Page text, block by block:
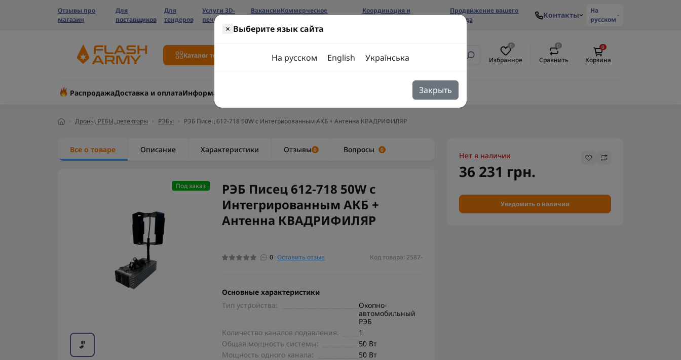
Отзывы про
магазин
Для
поставщиков
Для
тендеров
Услуги 3D-
печати
ВакансииКоммерческое
Координация и
Продвижение вашего
бренда
Контакты
На
русском
Каталог товаров
0
Избранное
0
Сравнить
0
Корзина
РаспродажаДоставка и оплатаИнформация
Дроны, РЕБЫ, детекторы РЭБы РЭБ Писец 612-718 50W с Интегрированным АКБ + Антенна КВАДРИФИЛЯР
× Выберите язык сайта
На русском English Українська
Закрыть
Все о товаре Описание Характеристики Отзывы 0 Вопросы 0
Под заказ
РЭБ Писец 612-718 50W с
Интегрированным АКБ +
Антенна КВАДРИФИЛЯР
0 Оставить отзыв Код товара: 2587-
Нет в наличии
36 231 грн.
Уведомить о наличии
Основные характеристики
Тип устройства:
Окопно-
автомобильный
РЭБ
Количество каналов подавления:
1
Общая мощность системы:
50 Вт
Мощность одного канала:
50 Вт